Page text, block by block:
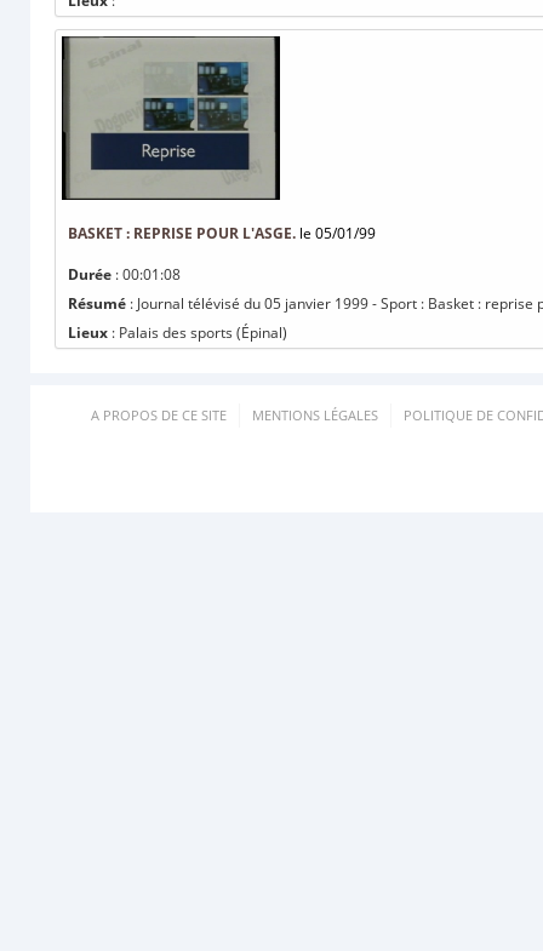
BASKET : REPRISE POUR L'ASGE. le 05/01/99
Durée : 00:01:08
Résumé : Journal télévisé du 05 janvier 1999 - Sport : Basket : reprise
Lieux : Palais des sports (Épinal)
A PROPOS DE CE SITE MENTIONS LÉGALES POLITIQUE DE